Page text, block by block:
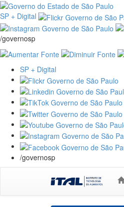
SP + Digital
/governosp
SP + Digital
/governosp